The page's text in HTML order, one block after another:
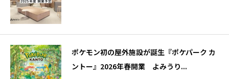
ポケモン初の屋外施設が誕生『ポケパーク カ
ントー』2026年春開業 よみうり...